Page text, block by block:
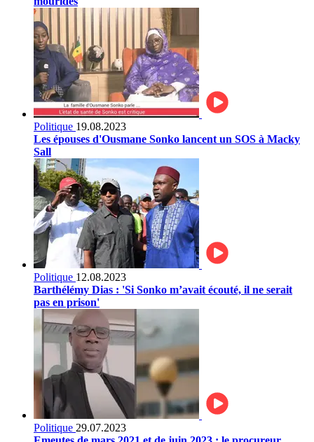
Politique 19.08.2023
Les épouses d'Ousmane Sonko lancent un SOS à Macky
Sall
Politique 12.08.2023
Barthélémy Dias : 'Si Sonko m’avait écouté, il ne serait
pas en prison'
Politique 29.07.2023